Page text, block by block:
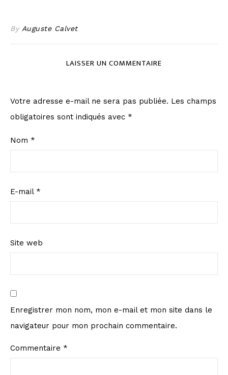
By Auguste Calvet
LAISSER UN COMMENTAIRE
Votre adresse e-mail ne sera pas publiée. Les champs
obligatoires sont indiqués avec *
Nom *
E-mail *
Site web
Enregistrer mon nom, mon e-mail et mon site dans le
navigateur pour mon prochain commentaire.
Commentaire *